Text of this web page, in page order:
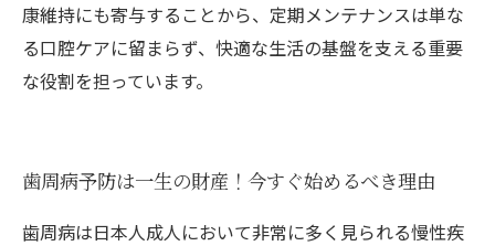
康維持にも寄与することから、定期メンテナンスは単な
る口腔ケアに留まらず、快適な生活の基盤を支える重要
な役割を担っています。
歯周病予防は一生の財産！今すぐ始めるべき理由
歯周病は日本人成人において非常に多く見られる慢性疾